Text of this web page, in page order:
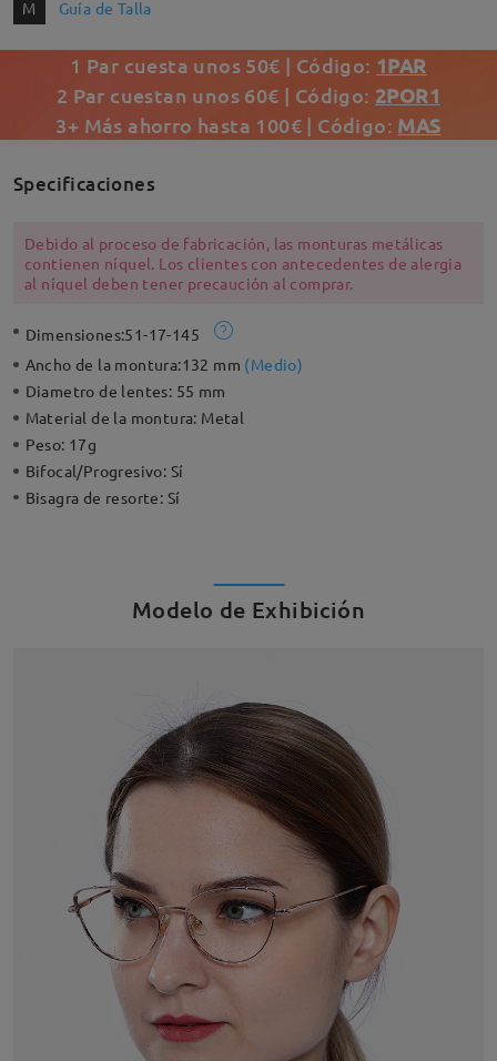
M Guía de Talla
1 Par cuesta unos 50€ | Código: 1PAR
2 Par cuestan unos 60€ | Código: 2POR1
3+ Más ahorro hasta 100€ | Código: MAS
Specificaciones
Debido al proceso de fabricación, las monturas metálicas
contienen níquel. Los clientes con antecedentes de alergia
al níquel deben tener precaución al comprar.
Dimensiones:51-17-145
Ancho de la montura:132 mm (Medio)
Diametro de lentes: 55 mm
Material de la montura: Metal
Peso: 17g
Bifocal/Progresivo: Sí
Bisagra de resorte: Sí
Modelo de Exhibición